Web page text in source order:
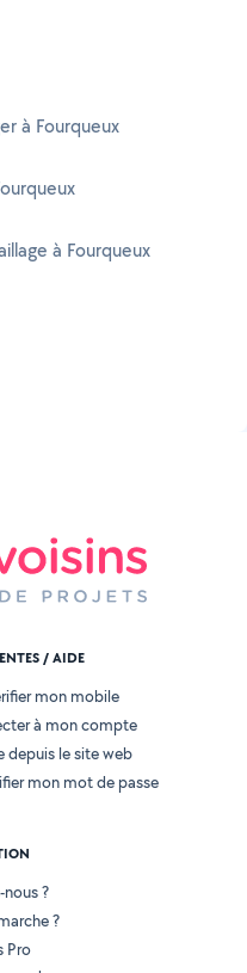
à Fourqueux
à Fourqueux
/ AIDE
mon mobile
à mon compte
depuis le site web
mon mot de passe
?
?
Pro